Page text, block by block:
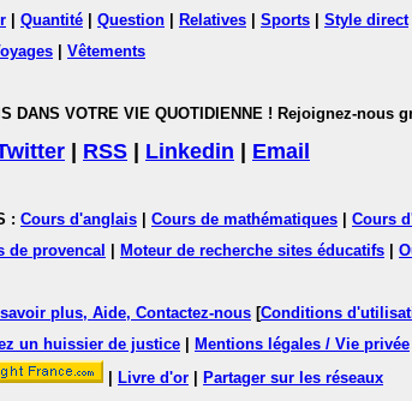
Quantité Question Relatives Sports Style direct
Vêtements
DANS VOTRE VIE QUOTIDIENNE ! Rejoignez-nous
RSS Linkedin Email
: Cours d'anglais Cours de mathématiques Cours
de provencal Moteur de recherche sites éducatifs
plus, Aide, Contactez-nous [Conditions
un huissier de justice
Mentions légales / Vie privée
Livre d'or Partager sur les réseaux